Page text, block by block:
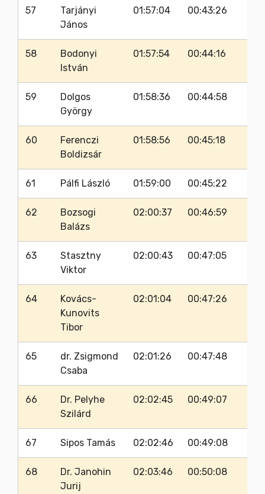
57
Tarjányi
János
01:57:04 00:43:26
58
Bodonyi
István
01:57:54 00:44:16
59
Dolgos
György
01:58:36 00:44:58
60
Ferenczi
Boldizsár
01:58:56 00:45:18
61 Pálfi László 01:59:00 00:45:22
62
Bozsogi
Balázs
02:00:37 00:46:59
63
Stasztny
Viktor
02:00:43 00:47:05
64
Kovács-
Kunovits
Tibor
02:01:04 00:47:26
65
dr. Zsigmond
Csaba
02:01:26 00:47:48
66
Dr. Pelyhe
Szilárd
02:02:45 00:49:07
67 Sipos Tamás 02:02:46 00:49:08
68
Dr. Janohin
Jurij
02:03:46 00:50:08